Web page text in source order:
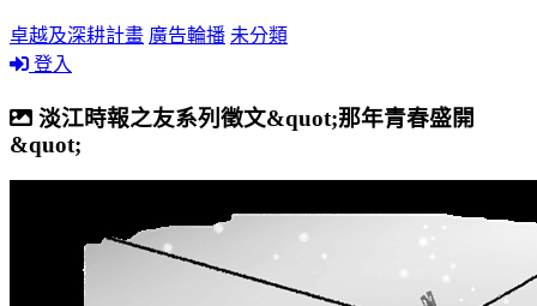
卓越及深耕計畫 廣告輪播 未分類
登入
淡江時報之友系列徵文&quot;那年青春盛開
&quot;